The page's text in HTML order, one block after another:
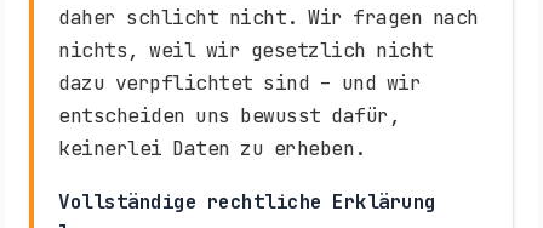
daher schlicht nicht. Wir fragen nach
nichts, weil wir gesetzlich nicht
dazu verpflichtet sind – und wir
entscheiden uns bewusst dafür,
keinerlei Daten zu erheben.
Vollständige rechtliche Erklärung